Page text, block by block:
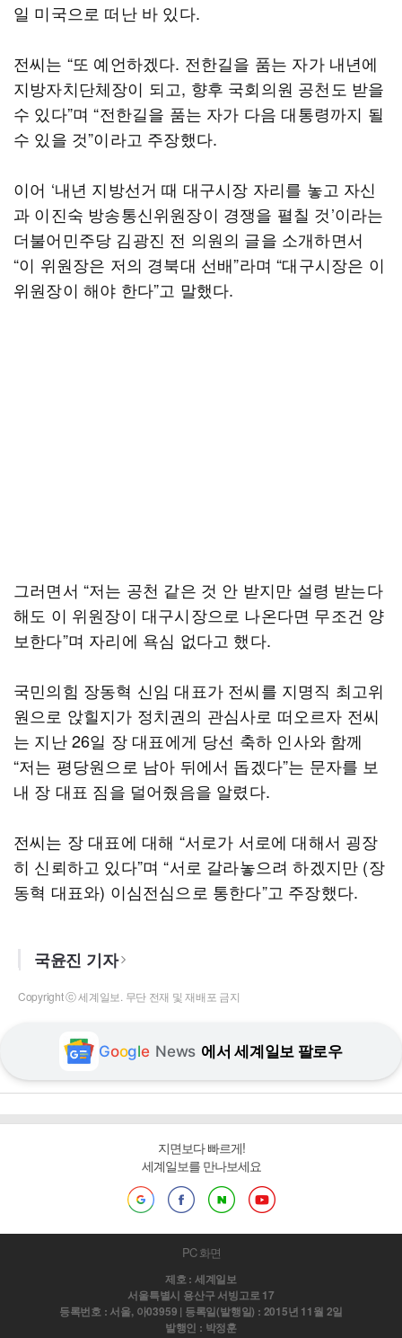
일 미국으로 떠난 바 있다.
전씨는 “또 예언하겠다. 전한길을 품는 자가 내년에
지방자치단체장이 되고, 향후 국회의원 공천도 받을
수 있다”며 “전한길을 품는 자가 다음 대통령까지 될
수 있을 것”이라고 주장했다.
이어 ‘내년 지방선거 때 대구시장 자리를 놓고 자신
과 이진숙 방송통신위원장이 경쟁을 펼칠 것’이라는
더불어민주당 김광진 전 의원의 글을 소개하면서
“이 위원장은 저의 경북대 선배”라며 “대구시장은 이
위원장이 해야 한다”고 말했다.
그러면서 “저는 공천 같은 것 안 받지만 설령 받는다
해도 이 위원장이 대구시장으로 나온다면 무조건 양
보한다”며 자리에 욕심 없다고 했다.
국민의힘 장동혁 신임 대표가 전씨를 지명직 최고위
원으로 앉힐지가 정치권의 관심사로 떠오르자 전씨
는 지난 26일 장 대표에게 당선 축하 인사와 함께
“저는 평당원으로 남아 뒤에서 돕겠다”는 문자를 보
내 장 대표 짐을 덜어줬음을 알렸다.
전씨는 장 대표에 대해 “서로가 서로에 대해서 굉장
히 신뢰하고 있다”며 “서로 갈라놓으려 하겠지만 (장
동혁 대표와) 이심전심으로 통한다”고 주장했다.
국윤진 기자
Copyright ⓒ 세계일보. 무단 전재 및 재배포 금지
Google News 에서 세계일보 팔로우
지면보다 빠르게!
세계일보를 만나보세요
PC 화면
제호 : 세계일보
서울특별시 용산구 서빙고로 17
등록번호 : 서울, 아03959 | 등록일(발행일) : 2015년 11월 2일
발행인 : 박정훈